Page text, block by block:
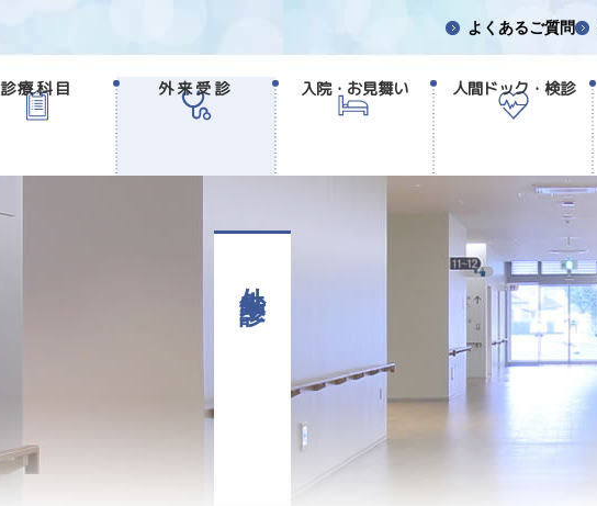
よくあるご質問
診療科目 外来受診 入院・お見舞い 人間ドック・検診